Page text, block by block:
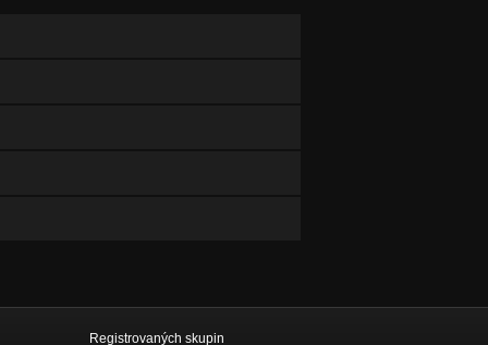
Registrovaných skupin